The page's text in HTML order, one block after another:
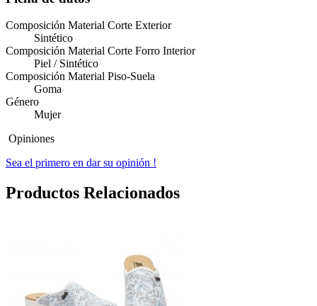
Composición Material Corte Exterior
Sintético
Composición Material Corte Forro Interior
Piel / Sintético
Composición Material Piso-Suela
Goma
Género
Mujer
Opiniones
Sea el primero en dar su opinión !
Productos Relacionados